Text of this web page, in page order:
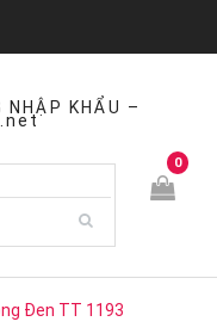
NHẬP KHẨU –
0
Đen TT 1193